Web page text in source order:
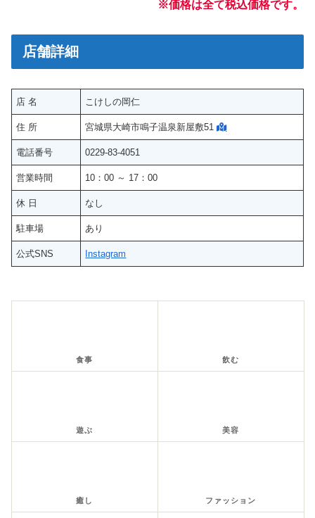
※価格は全て税込価格です。
店舗詳細
店 名 こけしの岡仁
住 所 宮城県大崎市鳴子温泉新屋敷51
電話番号 0229-83-4051
営業時間 10：00 ～ 17：00
休 日 なし
駐車場 あり
公式SNS Instagram
食事 飲む
遊ぶ 美容
癒し ファッション